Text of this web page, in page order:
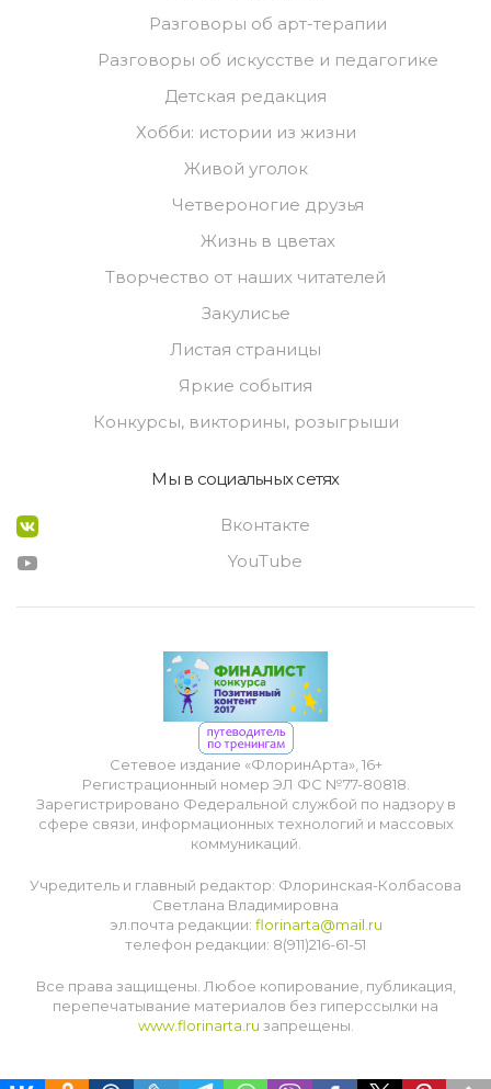
Разговоры об арт-терапии
Разговоры об искусстве и педагогике
Детская редакция
Хобби: истории из жизни
Живой уголок
Четвероногие друзья
Жизнь в цветах
Творчество от наших читателей
Закулисье
Листая страницы
Яркие события
Конкурсы, викторины, розыгрыши
Мы в социальных сетях
Вконтакте
YouTube
Сетевое издание «ФлоринАрта», 16+
Регистрационный номер ЭЛ ФС №77-80818.
Зарегистрировано Федеральной службой по надзору в
сфере связи, информационных технологий и массовых
коммуникаций.
Учредитель и главный редактор: Флоринская-Колбасова
Светлана Владимировна
эл.почта редакции: florinarta@mail.ru
телефон редакции: 8(911)216-61-51
Все права защищены. Любое копирование, публикация,
перепечатывание материалов без гиперссылки на
www.florinarta.ru запрещены.